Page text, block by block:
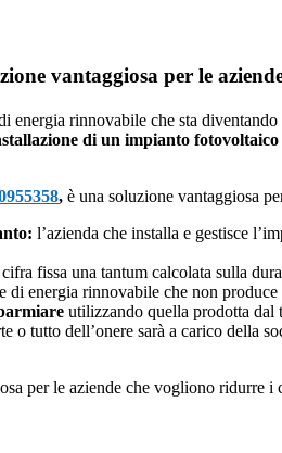
vantaggiosa per le
energia rinnovabile che sta
di un impianto fotovoltaico
, è una soluzione vantaggiosa
l’azienda che installa e gestisce
fissa una tantum calcolata sulla
energia rinnovabile che non produce
utilizzando quella prodotta dal
o tutto dell’onere sarà a carico della
per le aziende che vogliono ridurre